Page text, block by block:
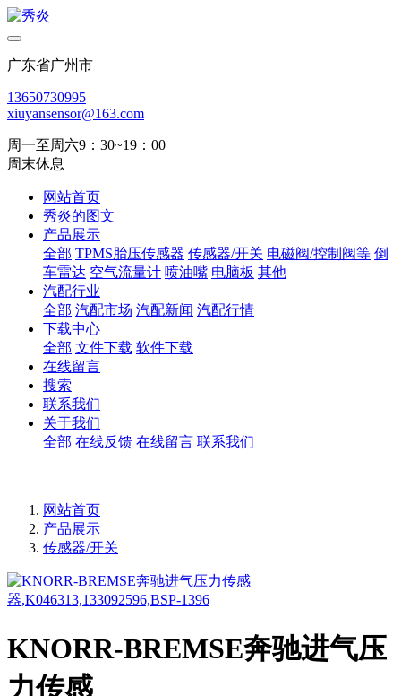
广东省广州市
13650730995
xiuyansensor@163.com
周一至周六9：30~19：00
周末休息
网站首页
秀炎的图文
产品展示
全部 TPMS胎压传感器 传感器/开关 电磁阀/控制阀等 倒
车雷达 空气流量计 喷油嘴 电脑板 其他
汽配行业
全部 汽配市场 汽配新闻 汽配行情
下载中心
全部 文件下载 软件下载
在线留言
搜索
联系我们
关于我们
全部 在线反馈 在线留言 联系我们
网站首页
产品展示
传感器/开关
KNORR-BREMSE奔驰进气压
力传感